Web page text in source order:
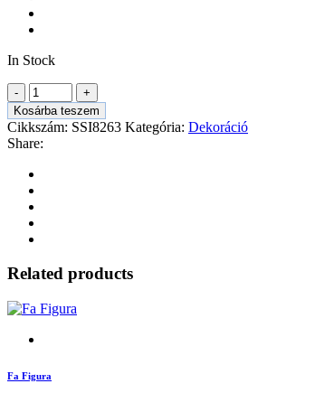
In Stock
Kosárba teszem
Cikkszám: SSI8263 Kategória: Dekoráció
Share:
Related products
Fa Figura